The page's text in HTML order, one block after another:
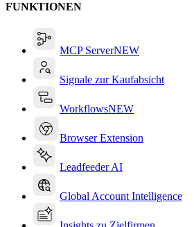
FUNKTIONEN
MCP ServerNEW
Signale zur Kaufabsicht
WorkflowsNEW
Browser Extension
Leadfeeder AI
Global Account Intelligence